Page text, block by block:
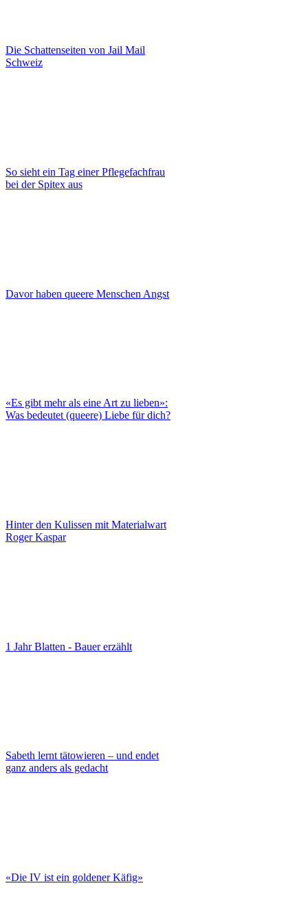
Die Schattenseiten von Jail Mail
Schweiz
So sieht ein Tag einer Pflegefachfrau
bei der Spitex aus
Davor haben queere Menschen Angst
«Es gibt mehr als eine Art zu lieben»:
Was bedeutet (queere) Liebe für dich?
Hinter den Kulissen mit Materialwart
Roger Kaspar
1 Jahr Blatten - Bauer erzählt
Sabeth lernt tätowieren – und endet
ganz anders als gedacht
«Die IV ist ein goldener Käfig»